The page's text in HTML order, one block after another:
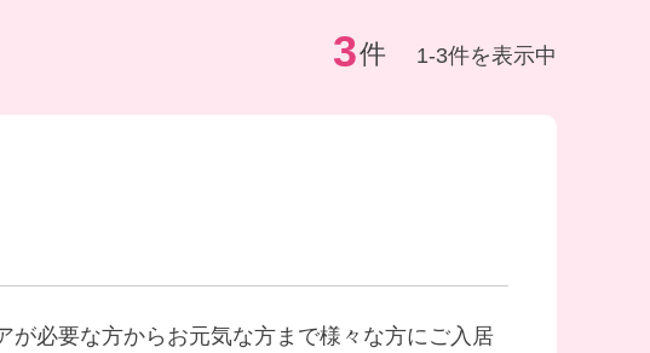
3件 1-3件を表示中
必要な方からお元気な方まで様々な方にご入居